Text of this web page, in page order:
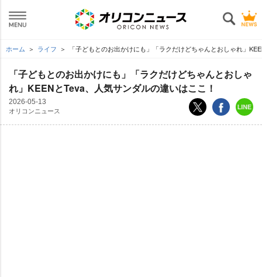
ホーム ライフ 「子どもとのお出かけにも」「ラクだけどちゃんとおしゃれ」
「子どもとのお出かけにも」「ラクだけどちゃんとおしゃ
れ」KEENとTeva、人気サンダルの違いはここ！
2026-05-13
オリコンニュース